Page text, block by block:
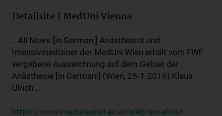
Detailsite | MedUni Vienna
...All News [in German:] Anästhesist und
Intensivmediziner der MedUni Wien erhält vom FWF
vergebene Auszeichnung auf dem Gebiet der
Anästhesie [in German:] (Wien, 25-1-2016) Klaus
Ulrich ...
https://www.meduniwien.ac.at/web/en/about-